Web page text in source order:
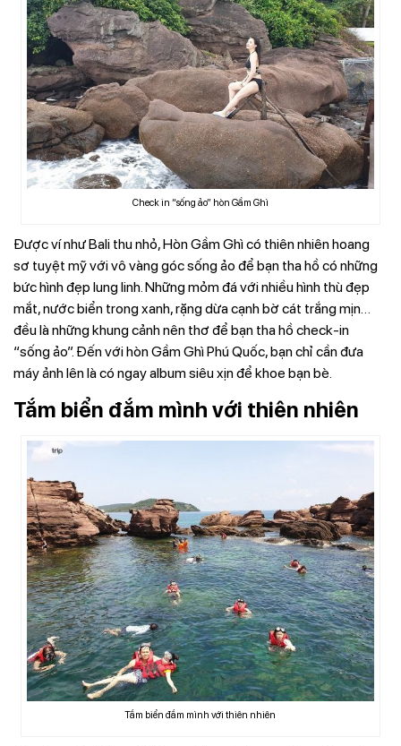
Check in “sống ảo” hòn Gầm Ghì
Được ví như Bali thu nhỏ, Hòn Gầm Ghì có thiên nhiên hoang
sơ tuyệt mỹ với vô vàng góc sống ảo để bạn tha hồ có những
bức hình đẹp lung linh. Những mỏm đá với nhiều hình thù đẹp
mắt, nước biển trong xanh, rặng dừa cạnh bờ cát trắng mịn…
đều là những khung cảnh nên thơ để bạn tha hồ check-in
“sống ảo”. Đến với hòn Gầm Ghì Phú Quốc, bạn chỉ cần đưa
máy ảnh lên là có ngay album siêu xịn để khoe bạn bè.
Tắm biển đắm mình với thiên nhiên
Tắm biển đắm mình với thiên nhiên